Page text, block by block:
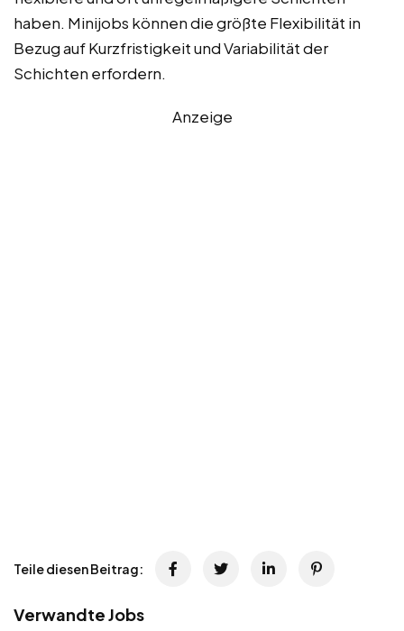
haben. Minijobs können die größte Flexibilität in
Bezug auf Kurzfristigkeit und Variabilität der
Schichten erfordern.
Anzeige
Teile diesen Beitrag:
Verwandte Jobs